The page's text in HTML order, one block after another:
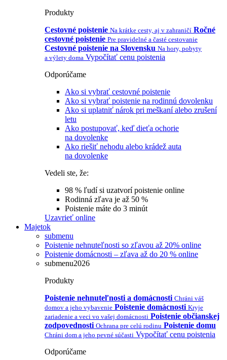
Produkty
Cestovné poistenie Na krátke cesty, aj v zahraničí Ročné
cestovné poistenie Pre pravidelné a časté cestovanie
Cestovné poistenie na Slovensku Na hory, pobyty
a výlety doma Vypočítať cenu poistenia
Odporúčame
Ako si vybrať cestovné poistenie
Ako si vybrať poistenie na rodinnú dovolenku
Ako si uplatniť nárok pri meškaní alebo zrušení
letu
Ako postupovať, keď dieťa ochorie
na dovolenke
Ako riešiť nehodu alebo krádež auta
na dovolenke
Vedeli ste, že:
98 % ľudí si uzatvorí poistenie online
Rodinná zľava je až 50 %
Poistenie máte do 3 minút
Uzavrieť online
Majetok
submenu
Poistenie nehnuteľnosti so zľavou až 20% online
Poistenie domácnosti – zľava až do 20 % online
submenu2026
Produkty
Poistenie nehnuteľnosti a domácnosti Chráni váš
domov a jeho vybavenie Poistenie domácnosti Kryje
zariadenie a veci vo vašej domácnosti Poistenie občianskej
zodpovednosti Ochrana pre celú rodinu Poistenie domu
Chráni dom a jeho pevné súčasti Vypočítať cenu poistenia
Odporúčame